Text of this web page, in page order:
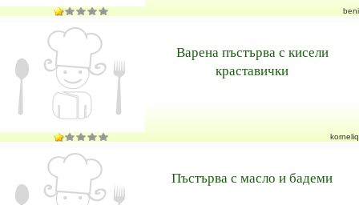
beni
Варена пъстърва с кисели
краставички
korneliq
Пъстърва с масло и бадеми